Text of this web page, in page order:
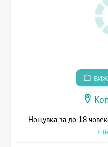
Нощувка за до 18
+